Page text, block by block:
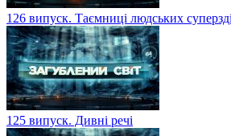
126 випуск. Таємниці людських
125 випуск. Дивні речі